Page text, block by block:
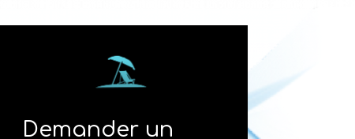
Demander un